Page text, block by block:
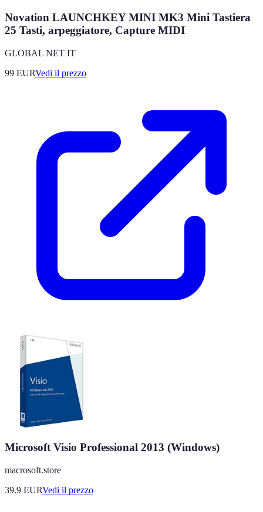
Novation LAUNCHKEY MINI MK3 Mini Tastiera
25 Tasti, arpeggiatore, Capture MIDI
GLOBAL NET IT
99 EURVedi il prezzo
Microsoft Visio Professional 2013 (Windows)
macrosoft.store
39.9 EURVedi il prezzo